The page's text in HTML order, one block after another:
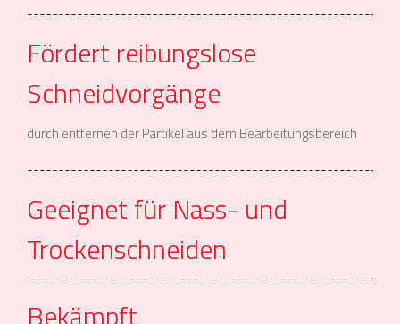
Fördert reibungslose
Schneidvorgänge
durch entfernen der Partikel aus dem Bearbeitungsbereich
Geeignet für Nass- und
Trockenschneiden